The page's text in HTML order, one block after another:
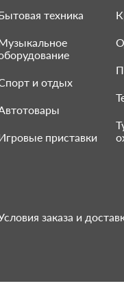
техника
и отдых
приставки
заказа и